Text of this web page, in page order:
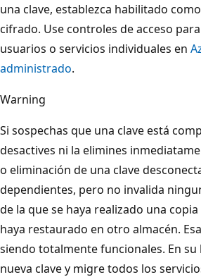
una clave, establezca habilitado
cifrado. Use controles de acceso
usuarios o servicios individuales en
administrado.
Warning
Si sospechas que una clave está
desactives ni la elimines
o eliminación de una clave
dependientes, pero no invalida
de la que se haya realizado una
haya restaurado en otro almacén.
siendo totalmente funcionales. En su
nueva clave y migre todos los